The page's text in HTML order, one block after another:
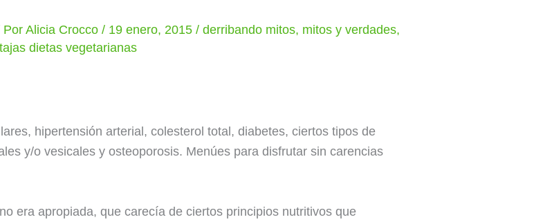
PorAlicia Crocco/ 19 enero, 2015/derribando mitos, mitos y verdades,
dietas vegetarianas
hipertensión arterial, colesterol total, diabetes, ciertos tipos de
y/o vesicales y osteoporosis. Menúes para disfrutar sin carencias
era apropiada, que carecía de ciertos principios nutritivos que